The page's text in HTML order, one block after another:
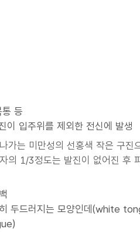
등
입주위를 제외한 전신에 발생
가는 미만성의 선홍색 작은 구진
의 1/3정도는 발진이 없어진 후
두드러지는 모양인데(white